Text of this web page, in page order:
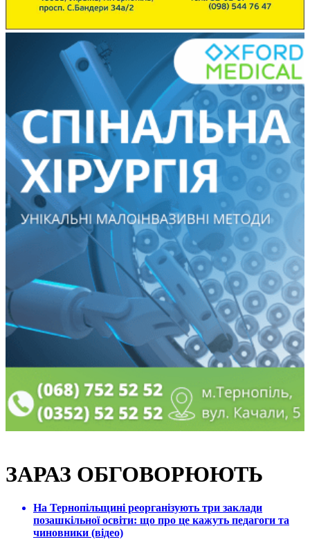
ЗАРАЗ ОБГОВОРЮЮТЬ
На Тернопільщині реорганізують три заклади
позашкільної освіти: що про це кажуть педагоги та
чиновники (відео)